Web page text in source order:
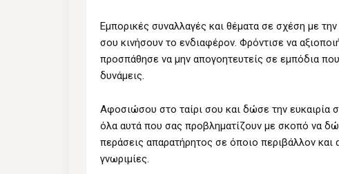
Εμπορικές συναλλαγές και θέματα σε σχέση με
σου κινήσουν το ενδιαφέρον. Φρόντισε να
προσπάθησε να μην απογοητευτείς σε εμπόδια
δυνάμεις.
Αφοσιώσου στο ταίρι σου και δώσε την ευκαιρία
όλα αυτά που σας προβληματίζουν με σκοπό να
περάσεις απαρατήρητος σε όποιο περιβάλλον
γνωριμίες.